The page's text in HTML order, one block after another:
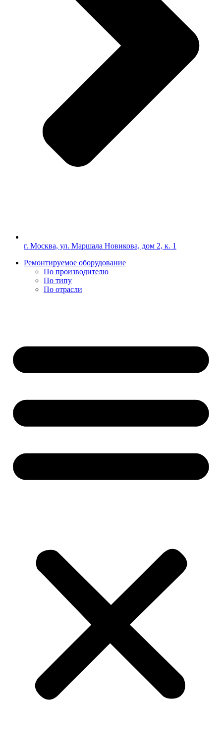
г. Москва, ул. Маршала Новикова, дом 2, к. 1
Ремонтируемое оборудование
По производителю
По типу
По отрасли